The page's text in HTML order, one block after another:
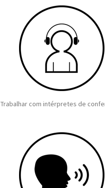
Trabalhar com intérpretes de